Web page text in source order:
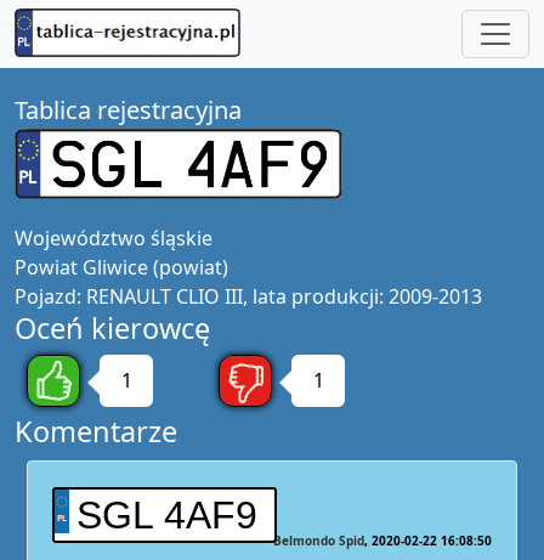
Tablica rejestracyjna
Województwo śląskie
Powiat Gliwice (powiat)
Pojazd: RENAULT CLIO III, lata produkcji: 2009-2013
Oceń kierowcę
1 1
Komentarze
SGL 4AF9
Belmondo Spid 2020-02-22 16:08:50